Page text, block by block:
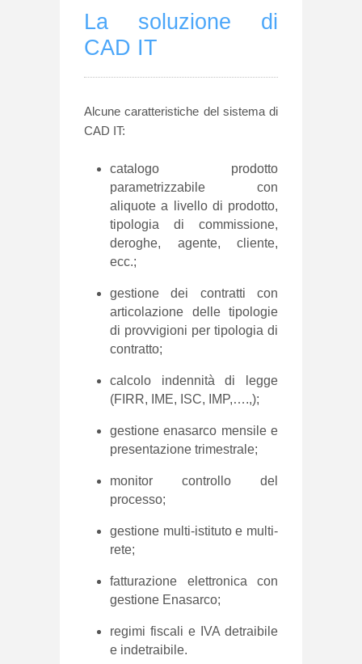
La soluzione di
CAD IT
Alcune caratteristiche del sistema di
CAD IT:
catalogo prodotto
parametrizzabile con
aliquote a livello di prodotto,
tipologia di commissione,
deroghe, agente, cliente,
ecc.;
gestione dei contratti con
articolazione delle tipologie
di provvigioni per tipologia di
contratto;
calcolo indennità di legge
(FIRR, IME, ISC, IMP,….,);
gestione enasarco mensile e
presentazione trimestrale;
monitor controllo del
processo;
gestione multi-istituto e multi-
rete;
fatturazione elettronica con
gestione Enasarco;
regimi fiscali e IVA detraibile
e indetraibile.